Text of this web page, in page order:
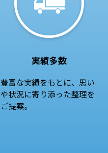
実績多数
豊富な実績をもとに、思い
や状況に寄り添った整理を
ご提案。